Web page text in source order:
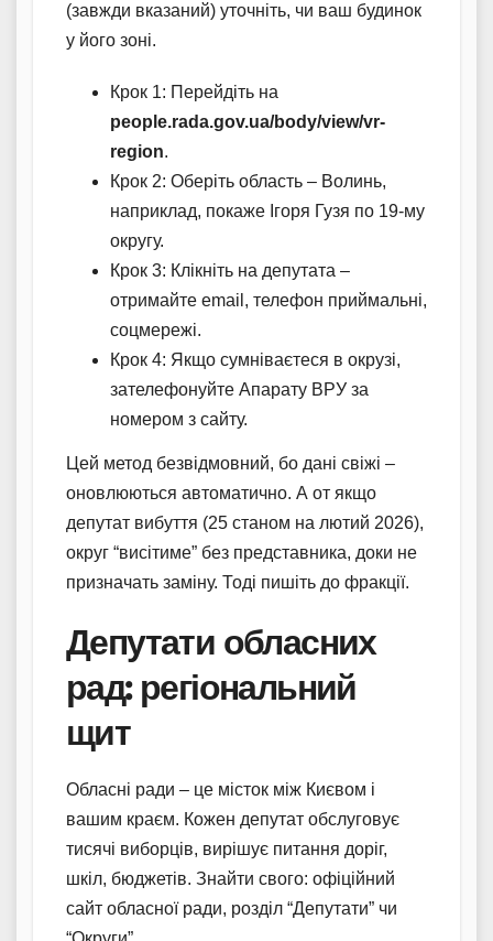
(завжди вказаний) уточніть, чи ваш будинок
у його зоні.
Крок 1: Перейдіть на
people.rada.gov.ua/body/view/vr-
region.
Крок 2: Оберіть область – Волинь,
наприклад, покаже Ігоря Гузя по 19-му
округу.
Крок 3: Клікніть на депутата –
отримайте email, телефон приймальні,
соцмережі.
Крок 4: Якщо сумніваєтеся в окрузі,
зателефонуйте Апарату ВРУ за
номером з сайту.
Цей метод безвідмовний, бо дані свіжі –
оновлюються автоматично. А от якщо
депутат вибуття (25 станом на лютий 2026),
округ “висітиме” без представника, доки не
призначать заміну. Тоді пишіть до фракції.
Депутати обласних
рад: регіональний
щит
Обласні ради – це місток між Києвом і
вашим краєм. Кожен депутат обслуговує
тисячі виборців, вирішує питання доріг,
шкіл, бюджетів. Знайти свого: офіційний
сайт обласної ради, розділ “Депутати” чи